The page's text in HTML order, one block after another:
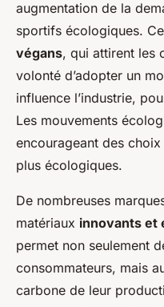
augmentation de la
sportifs écologiques.
végans, qui attirent les
volonté d’adopter un
influence l’industrie,
Les mouvements
encourageant des
plus écologiques.
De nombreuses
matériaux innovants et
permet non seulement
consommateurs, mais
carbone de leur